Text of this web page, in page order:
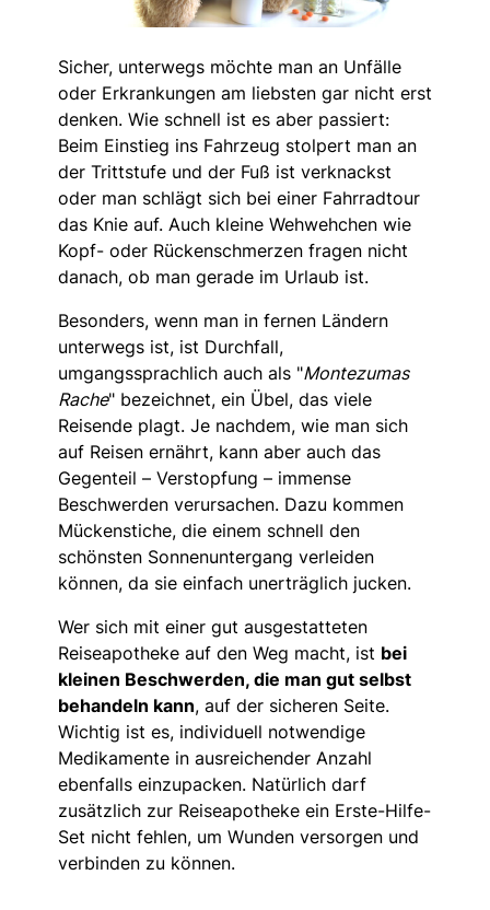
Sicher, unterwegs möchte man an Unfälle
oder Erkrankungen am liebsten gar nicht erst
denken. Wie schnell ist es aber passiert:
Beim Einstieg ins Fahrzeug stolpert man an
der Trittstufe und der Fuß ist verknackst
oder man schlägt sich bei einer Fahrradtour
das Knie auf. Auch kleine Wehwehchen wie
Kopf- oder Rückenschmerzen fragen nicht
danach, ob man gerade im Urlaub ist.
Besonders, wenn man in fernen Ländern
unterwegs ist, ist Durchfall,
umgangssprachlich auch als "Montezumas
Rache" bezeichnet, ein Übel, das viele
Reisende plagt. Je nachdem, wie man sich
auf Reisen ernährt, kann aber auch das
Gegenteil – Verstopfung – immense
Beschwerden verursachen. Dazu kommen
Mückenstiche, die einem schnell den
schönsten Sonnenuntergang verleiden
können, da sie einfach unerträglich jucken.
Wer sich mit einer gut ausgestatteten
Reiseapotheke auf den Weg macht, ist bei
kleinen Beschwerden, die man gut selbst
behandeln kann, auf der sicheren Seite.
Wichtig ist es, individuell notwendige
Medikamente in ausreichender Anzahl
ebenfalls einzupacken. Natürlich darf
zusätzlich zur Reiseapotheke ein Erste-Hilfe-
Set nicht fehlen, um Wunden versorgen und
verbinden zu können.